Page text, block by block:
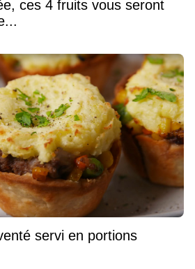
ces 4 fruits vous seront
servi en portions